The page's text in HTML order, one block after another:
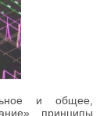
и общее,
принципы